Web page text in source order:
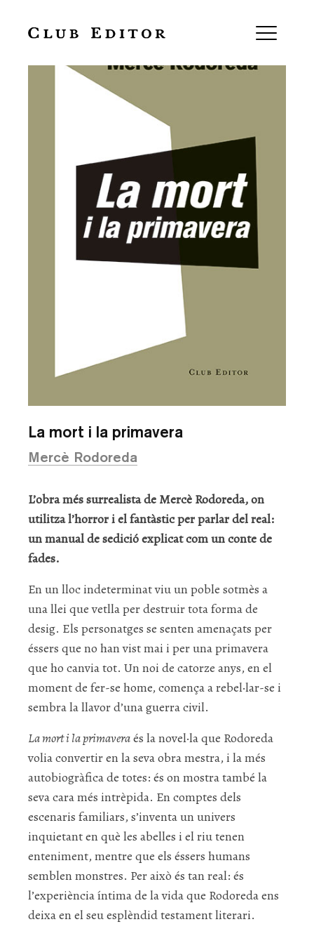
La mort i la primavera
Mercè Rodoreda
L’obra més surrealista de Mercè Rodoreda, on
utilitza l’horror i el fantàstic per parlar del real:
un manual de sedició explicat com un conte de
fades.
En un lloc indeterminat viu un poble sotmès a
una llei que vetlla per destruir tota forma de
desig. Els personatges se senten amenaçats per
éssers que no han vist mai i per una primavera
que ho canvia tot. Un noi de catorze anys, en el
moment de fer-se home, comença a rebel·lar-se i
sembra la llavor d’una guerra civil.
La mort i la primaveraés la novel·la que Rodoreda
volia convertir en la seva obra mestra, i la més
autobiogràfica de totes: és on mostra també la
seva cara més intrèpida. En comptes dels
escenaris familiars, s’inventa un univers
inquietant en què les abelles i el riu tenen
enteniment, mentre que els éssers humans
semblen monstres. Per això és tan real: és
l’experiència íntima de la vida que Rodoreda ens
deixa en el seu esplèndid testament literari.